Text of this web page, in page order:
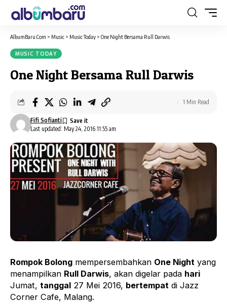
AlbumBaru.Com > Music > Music Today > One Night Bersama Rull Darwis
MUSIC TODAY
One Night Bersama Rull Darwis
Last updated: May 24, 2016 11:55 am
Fifi Sofianti
1 Min Read
Rompok Bolong mempersembahkan One Night yang
menampilkan Rull Darwis, akan digelar pada hari
Jumat, tanggal 27 Mei 2016, bertempat di Jazz
Corner Cafe, Malang.